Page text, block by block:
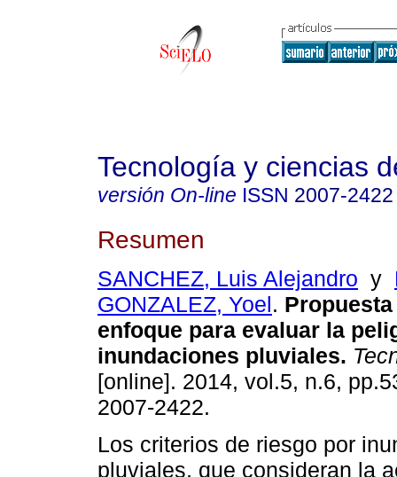
Tecnología y ciencias
versión On-line ISSN 2007-2422
Resumen
SANCHEZ, Luis Alejandro y
GONZALEZ, Yoel.
enfoque para evaluar la
inundaciones pluviales.
[online]. 2014, vol.5, n.6,
2007-2422.
Los criterios de riesgo por
pluviales, que consideran la